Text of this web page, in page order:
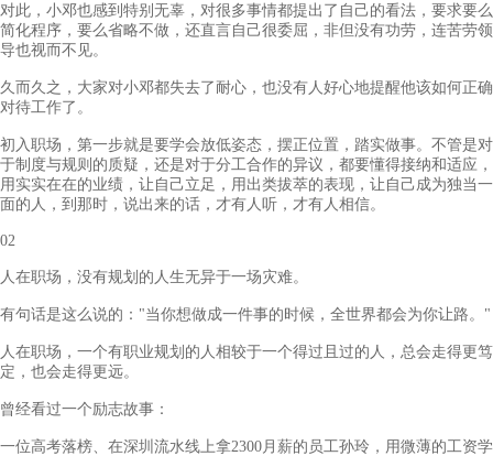
对此，小邓也感到特别无辜，对很多事情都提出了自己的看法，要求要么
简化程序，要么省略不做，还直言自己很委屈，非但没有功劳，连苦劳领
导也视而不见。
久而久之，大家对小邓都失去了耐心，也没有人好心地提醒他该如何正确
对待工作了。
初入职场，第一步就是要学会放低姿态，摆正位置，踏实做事。不管是对
于制度与规则的质疑，还是对于分工合作的异议，都要懂得接纳和适应，
用实实在在的业绩，让自己立足，用出类拔萃的表现，让自己成为独当一
面的人，到那时，说出来的话，才有人听，才有人相信。
02
人在职场，没有规划的人生无异于一场灾难。
有句话是这么说的："当你想做成一件事的时候，全世界都会为你让路。"
人在职场，一个有职业规划的人相较于一个得过且过的人，总会走得更笃
定，也会走得更远。
曾经看过一个励志故事：
一位高考落榜、在深圳流水线上拿2300月薪的员工孙玲，用微薄的工资学